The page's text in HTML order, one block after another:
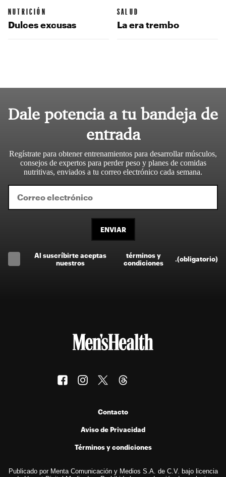
NUTRICIÓN
Dulces excusas
SALUD
La era trembo
Dale potencia a tu bandeja de
entrada
Regístrate para obtener entrenamientos para desarrollar músculos,
consejos de expertos para perder peso y planes de comidas
nutritivas, enviados a tu correo electrónico cada semana.
ENVIAR
Al suscríbirte aceptas
nuestros
términos y
condiciones
.(obligatorio)
Contacto
Aviso de Privacidad
Términos y condiciones
Publicado por Menta Comunicación y Medios S.A. de C.V. bajo licencia